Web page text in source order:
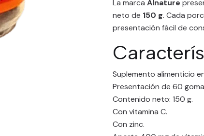
La marca Alnature
neto de 150 g. Cada
presentación fácil de
Suplemento alimenticio
Presentación de 60
Contenido neto: 150 g.
Con vitamina C.
Con zinc.